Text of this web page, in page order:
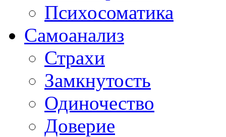
Психосоматика
Самоанализ
Страхи
Замкнутость
Одиночество
Доверие